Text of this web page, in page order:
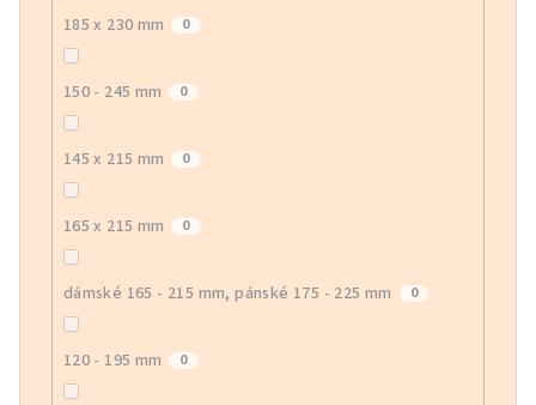
185 x 230 mm 0
150 - 245 mm 0
145 x 215 mm 0
165 x 215 mm 0
dámské 165 - 215 mm, pánské 175 - 225 mm 0
120 - 195 mm 0